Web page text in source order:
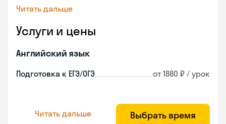
Читать дальше
Услуги и цены
Английский язык
Подготовка к ЕГЭ/ОГЭ от 1880 ₽ / урок
Читать дальше Выбрать время